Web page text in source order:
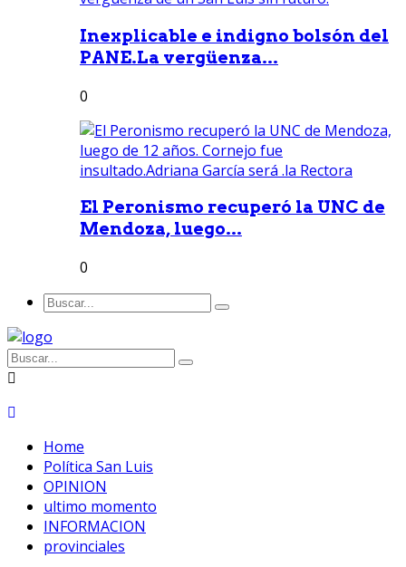
Inexplicable e indigno bolsón del
PANE.La vergüenza...
0
El Peronismo recuperó la UNC de
Mendoza, luego...
0
Home
Política San Luis
OPINION
ultimo momento
INFORMACION
provinciales